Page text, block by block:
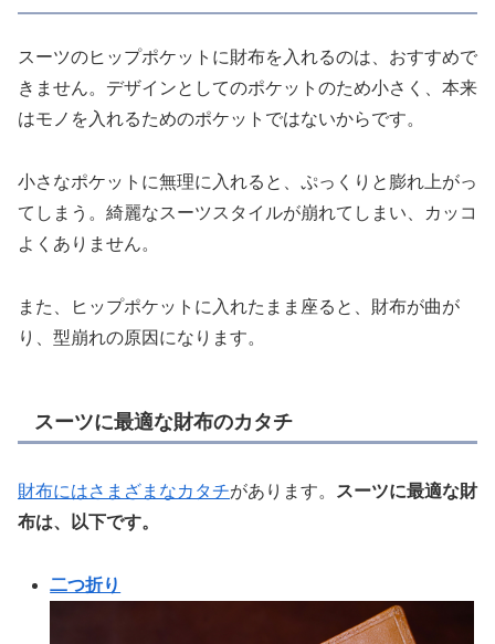
スーツのヒップポケットに財布を入れるのは、おすすめで
きません。デザインとしてのポケットのため小さく、本来
はモノを入れるためのポケットではないからです。
小さなポケットに無理に入れると、ぷっくりと膨れ上がっ
てしまう。綺麗なスーツスタイルが崩れてしまい、カッコ
よくありません。
また、ヒップポケットに入れたまま座ると、財布が曲が
り、型崩れの原因になります。
スーツに最適な財布のカタチ
財布にはさまざまなカタチがあります。
スーツに最適な財
布は、以下です。
二つ折り